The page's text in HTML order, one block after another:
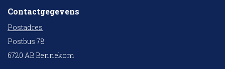
Contactgegevens
Postadres
Postbus 78
6720 AB Bennekom